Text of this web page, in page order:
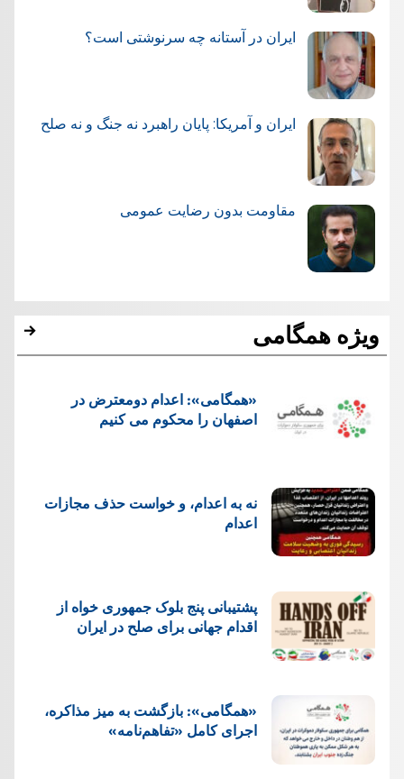
ایران در آستانه چه سرنوشتی است؟
ایران و آمریکا: پایان راهبرد نه جنگ و نه صلح
مقاومت بدون رضایت عمومی
ویژه همگامی
«همگامی»: اعدام دومعترض در
اصفهان را محکوم می کنیم
نه به اعدام، و خواست حذف مجازات
اعدام
پشتيبانی پنج بلوک جمهوری خواه از
اقدام جهانی برای صلح در ایران
«همگامی»: بازگشت به میز مذاکره،
اجرای کامل «تفاهم‌نامه»